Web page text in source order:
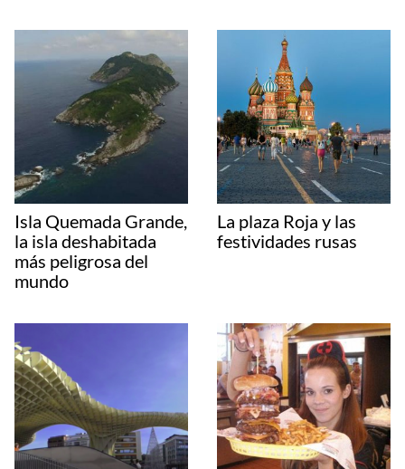
Isla Quemada Grande,
la isla deshabitada
más peligrosa del
mundo
La plaza Roja y las
festividades rusas